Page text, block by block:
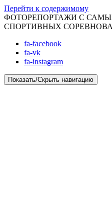
Перейти к содержимому
ФОТОРЕПОРТАЖИ С
СПОРТИВНЫХ
fa-facebook
fa-vk
fa-instagram
Показать/Скрыть навигацию